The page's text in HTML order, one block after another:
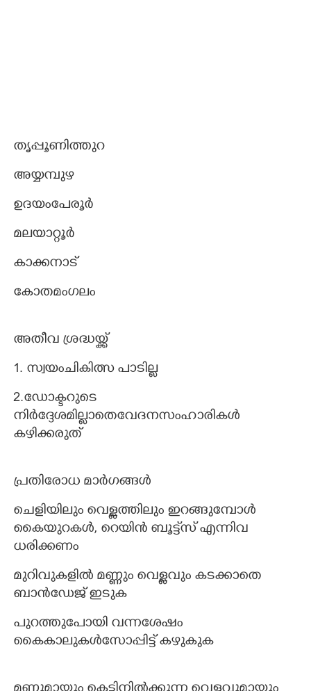
തൃപ്പൂണിത്തുറ
അയ്യമ്പുഴ
ഉദയംപേരൂർ
മലയാറ്റൂർ
കാക്കനാട്
കോതമംഗലം
അതീവ ശ്രദ്ധയ്ക്ക്
1. സ്വയംചികിത്സ പാടില്ല
2.ഡോക്ടറുടെ
നിർദ്ദേശമില്ലാതെവേദനസംഹാരികൾ
കഴിക്കരുത്
പ്രതിരോധ മാർഗങ്ങൾ
ചെളിയിലും വെള്ളത്തിലും ഇറങ്ങുമ്പോൾ
കൈയുറകൾ, റെയിൻ ബൂട്ട്സ് എന്നിവ
ധരിക്കണം
മുറിവുകളിൽ മണ്ണും വെള്ളവും കടക്കാതെ
ബാൻഡേജ് ഇടുക
പുറത്തുപോയി വന്നശേഷം
കൈകാലുകൾസോപ്പിട്ട് കഴുകുക